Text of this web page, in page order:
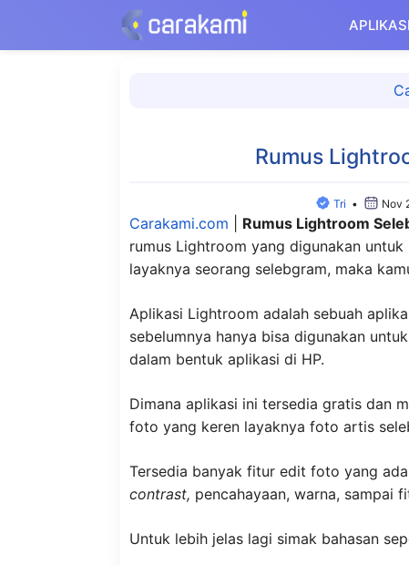
isi
APLIKASI
Rumus
Tri • Nov
Carakami.com Rumus Lightroom
rumus Lightroom yang digunakan
layaknya seorang selebgram, maka
Aplikasi Lightroom adalah sebuah
sebelumnya hanya bisa digunakan
dalam bentuk aplikasi di HP.
Dimana aplikasi ini tersedia gratis dan
foto yang keren layaknya foto artis
Tersedia banyak fitur edit foto yang
contrast, pencahayaan, warna, sampai
Untuk lebih jelas lagi simak bahasan